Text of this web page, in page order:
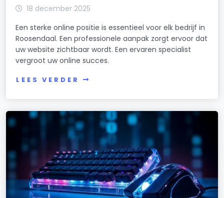
18 december 2025
Een sterke online positie is essentieel voor elk bedrijf in
Roosendaal. Een professionele aanpak zorgt ervoor dat
uw website zichtbaar wordt. Een ervaren specialist
vergroot uw online succes.
LEES VERDER